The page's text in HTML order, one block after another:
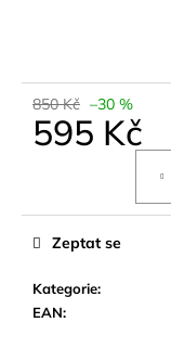
850 Kč –30 %
595 Kč
Kategorie:
EAN:
Zeptat se
o
m